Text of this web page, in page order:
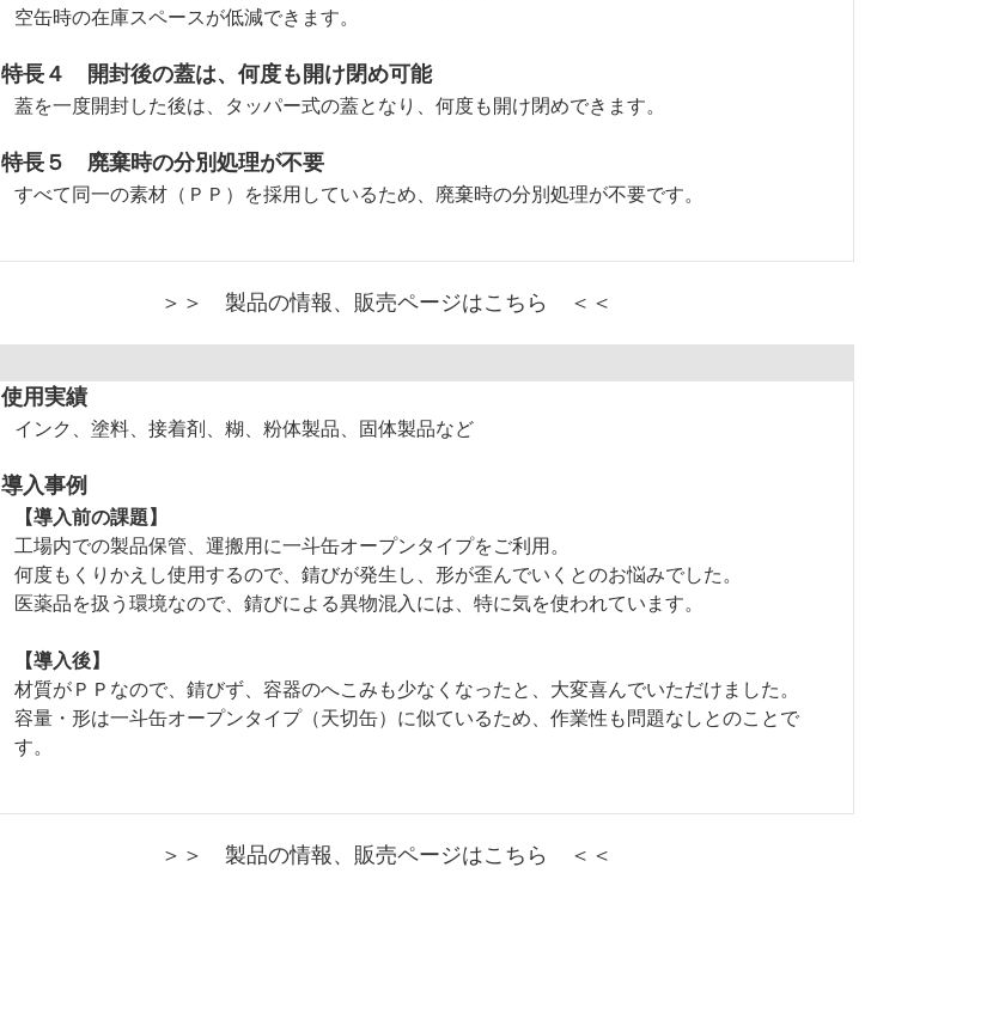
空缶時の在庫スペースが低減できます。
特長４ 開封後の蓋は、何度も開け閉め可能
蓋を一度開封した後は、タッパー式の蓋となり、何度も開け閉めできます。
特長５ 廃棄時の分別処理が不要
すべて同一の素材（ＰＰ）を採用しているため、廃棄時の分別処理が不要です。
＞＞ 製品の情報、販売ページはこちら ＜＜
使用実績
インク、塗料、接着剤、糊、粉体製品、固体製品など
導入事例
【導入前の課題】
工場内での製品保管、運搬用に一斗缶オープンタイプをご利用。
何度もくりかえし使用するので、錆びが発生し、形が歪んでいくとのお悩みでした。
医薬品を扱う環境なので、錆びによる異物混入には、特に気を使われています。
【導入後】
材質がＰＰなので、錆びず、容器のへこみも少なくなったと、大変喜んでいただけました。
容量・形は一斗缶オープンタイプ（天切缶）に似ているため、作業性も問題なしとのことで
す。
＞＞ 製品の情報、販売ページはこちら ＜＜